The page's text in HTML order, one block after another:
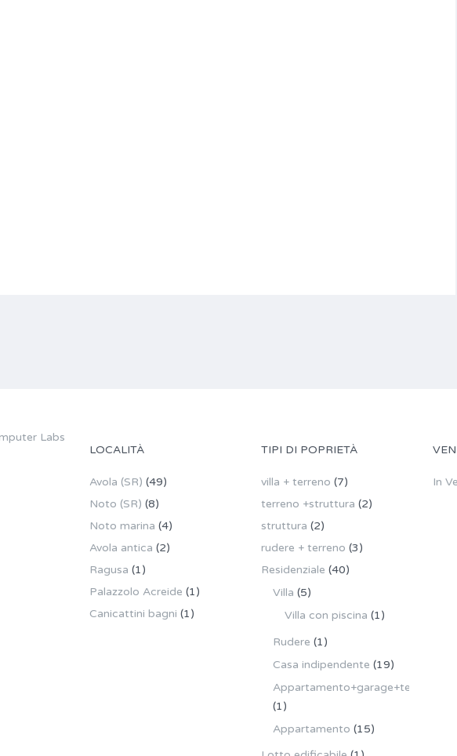
Labs
LOCALITÀ
Avola (SR) (49)
Noto (SR) (8)
Noto marina (4)
Avola antica (2)
Ragusa (1)
Palazzolo Acreide (1)
Canicattini bagni (1)
TIPI DI POPRIETÀ
villa + terreno (7)
terreno +struttura (2)
struttura (2)
rudere + terreno (3)
Residenziale (40)
Villa (5)
Villa con piscina (1)
Rudere (1)
Casa indipendente (19)
Appartamento+garage+terrazzo
(1)
Appartamento (15)
In